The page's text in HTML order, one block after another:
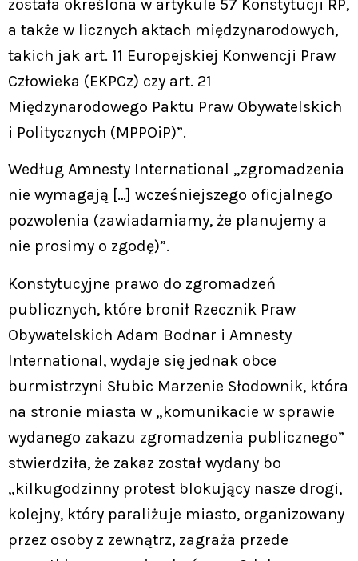
została określona w artykule 57 Konstytucji RP,
a także w licznych aktach międzynarodowych,
takich jak art. 11 Europejskiej Konwencji Praw
Człowieka (EKPCz) czy art. 21
Międzynarodowego Paktu Praw Obywatelskich
i Politycznych (MPPOiP)”.
Według Amnesty International „zgromadzenia
nie wymagają […] wcześniejszego oficjalnego
pozwolenia (zawiadamiamy, że planujemy a
nie prosimy o zgodę)”.
Konstytucyjne prawo do zgromadzeń
publicznych, które bronił Rzecznik Praw
Obywatelskich Adam Bodnar i Amnesty
International, wydaje się jednak obce
burmistrzyni Słubic Marzenie Słodownik, która
na stronie miasta w „komunikacie w sprawie
wydanego zakazu zgromadzenia publicznego”
stwierdziła, że zakaz został wydany bo
„kilkugodzinny protest blokujący nasze drogi,
kolejny, który paraliżuje miasto, organizowany
przez osoby z zewnątrz, zagraża przede